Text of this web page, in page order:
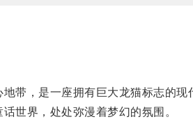
，是一座拥有巨大龙猫标志的现
界，处处弥漫着梦幻的氛围。